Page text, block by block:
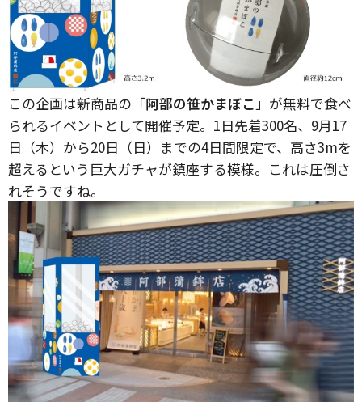
この企画は新商品の「阿部の笹かまぼこ」が無料で食べ
られるイベントとして開催予定。1日先着300名、9月17
日（木）から20日（日）までの4日間限定で、高さ3mを
超えるという巨大ガチャが鎮座する模様。これは圧倒さ
れそうですね。